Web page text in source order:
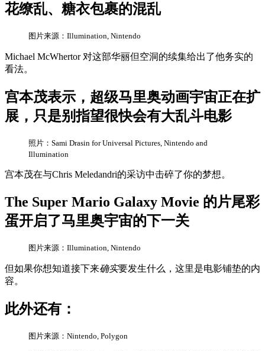
花缭乱、糖衣包裹的混乱
图片来源：Illumination, Nintendo
Michael McWhertor 对这部华丽但空洞的续集给出了他务实的
看法。
宫本茂表示，超级马里奥动画宇宙正在扩
展，只是别指望很快会有大乱斗电影
照片：Sami Drasin for Universal Pictures, Nintendo and
Illumination
宫本茂在与Chris Meledandri的采访中击碎了你的梦想。
The Super Mario Galaxy Movie 的片尾彩
蛋开启了马里奥宇宙的下一关
图片来源：Illumination, Nintendo
但如果你想知道接下来确实要发生什么，这里是电影铺垫的内
容。
此外还有：
图片来源：Nintendo, Polygon